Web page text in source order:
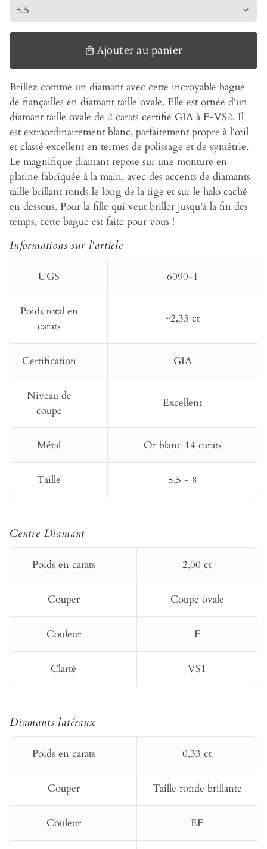
local_mall Ajouter au panier
Brillez comme un diamant avec cette incroyable bague
de fiançailles en diamant taille ovale. Elle est ornée d'un
diamant taille ovale de 2 carats certifié GIA à F-VS2. Il
est extraordinairement blanc, parfaitement propre à l'œil
et classé excellent en termes de polissage et de symétrie.
Le magnifique diamant repose sur une monture en
platine fabriquée à la main, avec des accents de diamants
taille brillant ronds le long de la tige et sur le halo caché
en dessous. Pour la fille qui veut briller jusqu'à la fin des
temps, cette bague est faite pour vous !
Informations sur l'article
UGS 6090-1
Poids total en
carats
~2,33 ct
Certification GIA
Niveau de
coupe
Excellent
Métal Or blanc 14 carats
Taille 5,5 - 8
Centre Diamant
Poids en carats 2,00 ct
Couper Coupe ovale
Couleur F
Clarté VS1
Diamants latéraux
Poids en carats 0,33 ct
Couper Taille ronde brillante
Couleur EF